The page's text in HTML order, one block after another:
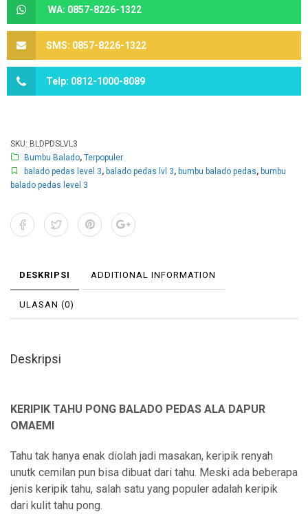
WA: 0857-8226-1322
SMS: 0857-8226-1322
Telp: 0812-1000-8089
SKU: BLDPDSLVL3
Bumbu Balado, Terpopuler
balado pedas level 3, balado pedas lvl 3, bumbu balado pedas, bumbu
balado pedas level 3
DESKRIPSI ADDITIONAL INFORMATION
ULASAN (0)
Deskripsi
KERIPIK TAHU PONG BALADO PEDAS ALA DAPUR
OMAEMI
Tahu tak hanya enak diolah jadi masakan, keripik renyah
unutk cemilan pun bisa dibuat dari tahu. Meski ada beberapa
jenis keripik tahu, salah satu yang populer adalah keripik
dari kulit tahu pong.